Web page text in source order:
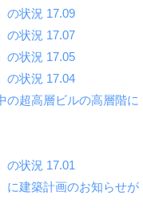
の状況 17.09
の状況 17.07
の状況 17.05
の状況 17.04
の超高層ビルの高層階に
の状況 17.01
に建築計画のお知らせが